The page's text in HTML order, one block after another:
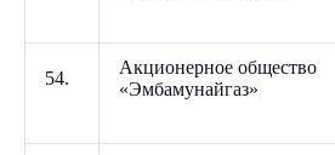
54.
Акционерное общество
«Эмбамунайгаз»